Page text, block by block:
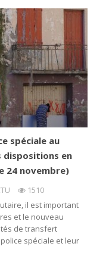
spéciale au
dispositions en
24 novembre)
1510
il est important
et le nouveau
de transfert
spéciale et leur